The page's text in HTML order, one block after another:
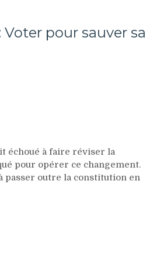
pour sauver sa
échoué à faire réviser la
pour opérer ce changement.
passer outre la constitution en